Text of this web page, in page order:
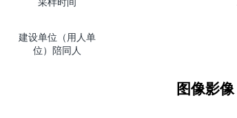
采样时间
建设单位（用人单
位）陪同人
图像影像